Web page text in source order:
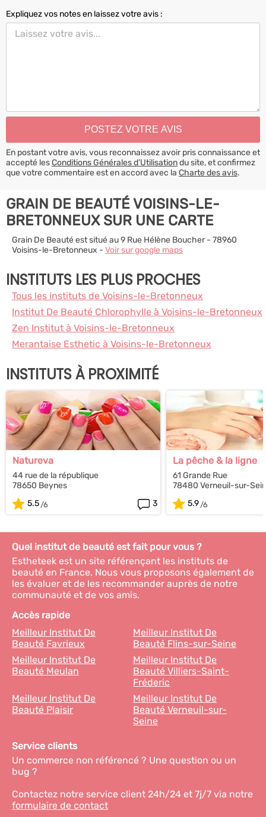
Expliquez vos notes en laissez votre avis :
En postant votre avis, vous reconnaissez avoir pris connaissance et
accepté lesConditions Générales d’Utilisationdu site, et confirmez
que votre commentaire est en accord avec la Charte des avis.
GRAIN DE BEAUTÉ VOISINS-LE-
BRETONNEUX SUR UNE CARTE
Grain De Beauté est situé au 9 Rue Hélène Boucher - 78960
Voisins-le-Bretonneux - Voir sur google maps
INSTITUTS LES PLUS PROCHES
Tous les instituts de Voisins-le-Bretonneux
Institut De Beauté Chlorophylle à Voisins-le-Bretonneux
Zen Institut à Voisins-le-Bretonneux
Merantaise Esthetic à Voisins-le-Bretonneux
INSTITUTS À PROXIMITÉ
Natureva
44 rue de la république
78650 Beynes
5.5
3
La pêche & la ligne
61 Grande Rue
78480 Verneuil-sur-
5.9
Quel institut de beauté est fait pour vous ?
Estheteek est un site référençant les instituts de
beauté en France. Nous vous proposons également de
les évaluer et de les recommander auprès de notre
communauté et de vos amis.
Accès rapide
Meilleur Institut De
Beauté Favrieux
Meilleur Institut De
Beauté Flins-sur-Seine
Meilleur Institut De
Beauté Meulan
Meilleur Institut De
Beauté Villiers-Saint-
Fréderic
Meilleur Institut De
Beauté Plaisir
Meilleur Institut De
Beauté Verneuil-sur-
Seine
Service clients
Un commerce non référencé ? Une question ou un
bug ?
Contactez notre service client 24h/24 et 7j/7 via notre
formulaire de contact